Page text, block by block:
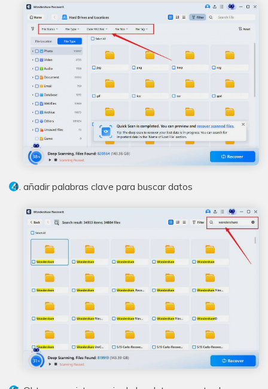
añadir palabras clave para buscar datos